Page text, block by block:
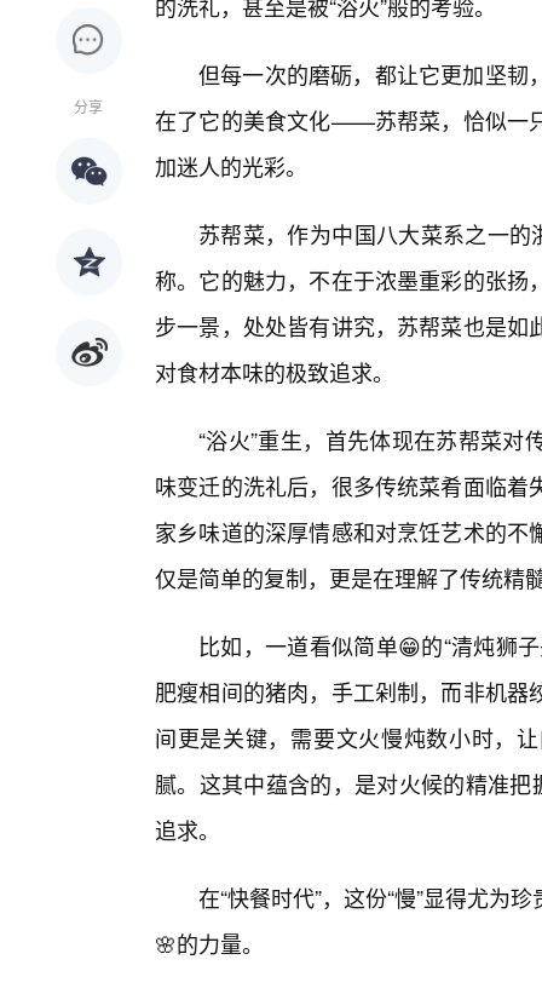
分享
但每一次的磨砺，都让它更加坚韧
在了它的美食文化——苏帮菜，恰似一
加迷人的光彩。
苏帮菜，作为中国八大菜系之一的
称。它的魅力，不在于浓墨重彩的张
步一景，处处皆有讲究，苏帮菜也是
对食材本味的极致追求。
“浴火”重生，首先体现在苏帮菜
味变迁的洗礼后，很多传统菜肴面临
家乡味道的深厚情感和对烹饪艺术的
仅是简单的复制，更是在理解了传统精
比如，一道看似简单😁的“清炖狮
肥瘦相间的猪肉，手工剁制，而非机
间更是关键，需要文火慢炖数小时，
腻。这其中蕴含的，是对火候的精准
追求。
在“快餐时代”，这份“慢”显得尤为
🌸的力量。